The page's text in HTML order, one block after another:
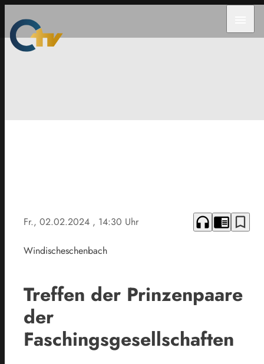
Fr., 02.02.2024 , 14:30 Uhr headphones chrome_reader_mode bookmark_border
Windischeschenbach
Treffen der Prinzenpaare
der
Faschingsgesellschaften